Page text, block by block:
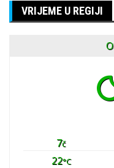
VRIJEME U REGIJI
7č
22°C